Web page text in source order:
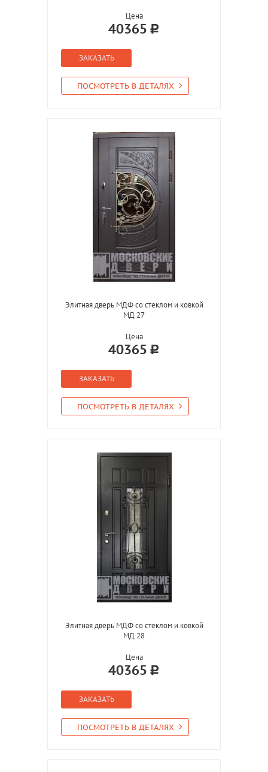
Цена
40365
ЗАКАЗАТЬ
ПОСМОТРЕТЬ В ДЕТАЛЯХ
Элитная дверь МДФ со стеклом и ковкой
МД 27
Цена
40365
ЗАКАЗАТЬ
ПОСМОТРЕТЬ В ДЕТАЛЯХ
Элитная дверь МДФ со стеклом и ковкой
МД 28
Цена
40365
ЗАКАЗАТЬ
ПОСМОТРЕТЬ В ДЕТАЛЯХ